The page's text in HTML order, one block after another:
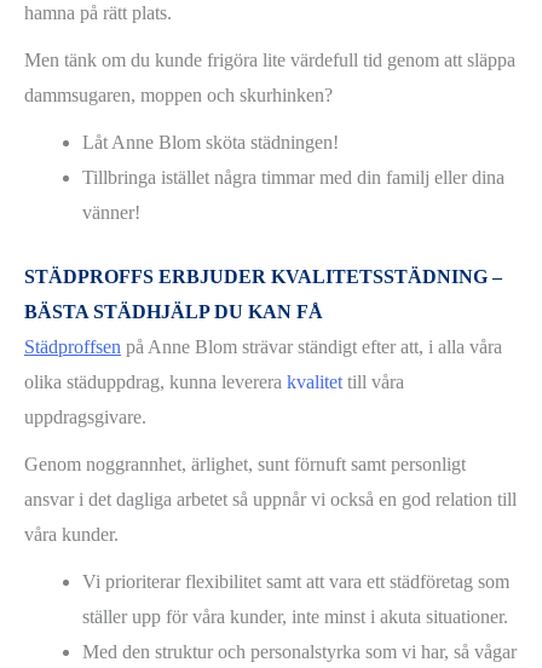
hamna på rätt plats.
Men tänk om du kunde frigöra lite värdefull tid genom att släppa
dammsugaren, moppen och skurhinken?
Låt Anne Blom sköta städningen!
Tillbringa istället några timmar med din familj eller dina
vänner!
STÄDPROFFS ERBJUDER KVALITETSSTÄDNING –
BÄSTA STÄDHJÄLP DU KAN FÅ
Städproffsen på Anne Blom strävar ständigt efter att, i alla våra
olika städuppdrag, kunna leverera kvalitet till våra
uppdragsgivare.
Genom noggrannhet, ärlighet, sunt förnuft samt personligt
ansvar i det dagliga arbetet så uppnår vi också en god relation till
våra kunder.
Vi prioriterar flexibilitet samt att vara ett städföretag som
ställer upp för våra kunder, inte minst i akuta situationer.
Med den struktur och personalstyrka som vi har, så vågar